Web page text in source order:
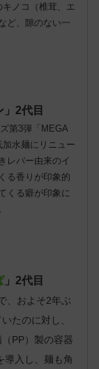
ノコ（椎茸、エ
ど、隙のない一
2代目
第3弾「MEGA
加水麺にリニュー
レバー由来のイ
る香りが印象的
くる癖が印象に
」 2代目
、およそ2年ぶ
たのに対し、
PP）製の容器
導入し、麺も角